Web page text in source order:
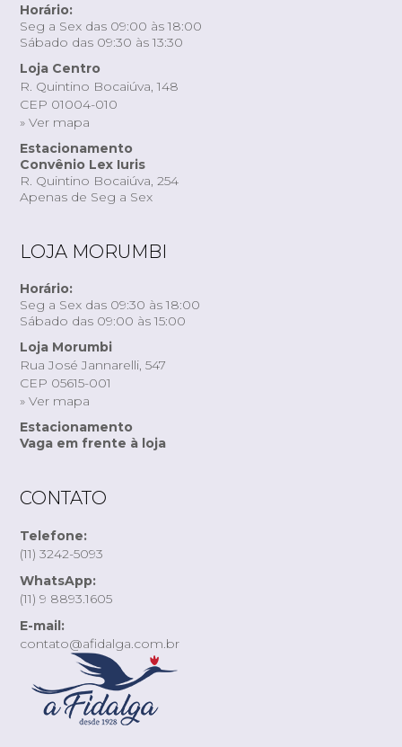
Horário:
Seg a Sex das 09:00 às 18:00
Sábado das 09:30 às 13:30
Loja Centro
R. Quintino Bocaiúva, 148
CEP 01004-010
» Ver mapa
Estacionamento
Convênio Lex Iuris
R. Quintino Bocaiúva, 254
Apenas de Seg a Sex
LOJA MORUMBI
Horário:
Seg a Sex das 09:30 às 18:00
Sábado das 09:00 às 15:00
Loja Morumbi
Rua José Jannarelli, 547
CEP 05615-001
» Ver mapa
Estacionamento
Vaga em frente à loja
CONTATO
Telefone:
(11) 3242-5093
WhatsApp:
(11) 9 8893.1605
E-mail:
contato@afidalga.com.br